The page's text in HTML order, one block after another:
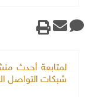
لمتابعة أحدث
شبكات التواصل